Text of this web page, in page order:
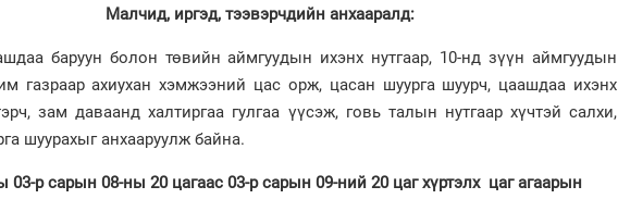
Малчид, иргэд, тээвэрчдийн анхааралд:
баруун болон төвийн аймгуудын ихэнх нутгаар, 10-нд зүүн аймгуудын
газраар ахиухан хэмжээний цас орж, цасан шуурга шуурч, цаашдаа ихэнх
зам даваанд халтиргаа гулгаа үүсэж, говь талын нутгаар хүчтэй салхи,
шуурахыг анхааруулж байна.
03-р сарын 08-ны 20 цагаас 03-р сарын 09-ний 20 цаг хүртэлх цаг агаарын